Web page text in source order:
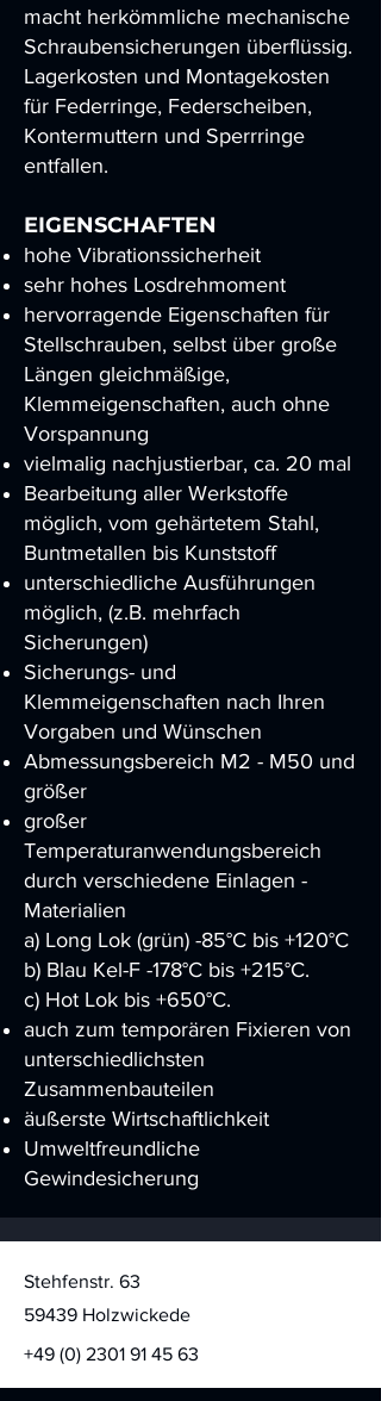
macht herkömmliche mechanische
Schraubensicherungen überflüssig.
Lagerkosten und Montagekosten
für Federringe, Federscheiben,
Kontermuttern und Sperrringe
entfallen.
EIGENSCHAFTEN
hohe Vibrationssicherheit
sehr hohes Losdrehmoment
hervorragende Eigenschaften für
Stellschrauben, selbst über große
Längen gleichmäßige,
Klemmeigenschaften, auch ohne
Vorspannung
vielmalig nachjustierbar, ca. 20 mal
Bearbeitung aller Werkstoffe
möglich, vom gehärtetem Stahl,
Buntmetallen bis Kunststoff
unterschiedliche Ausführungen
möglich, (z.B. mehrfach
Sicherungen)
Sicherungs- und
Klemmeigenschaften nach Ihren
Vorgaben und Wünschen
Abmessungsbereich M2 - M50 und
größer
großer
Temperaturanwendungsbereich
durch verschiedene Einlagen -
Materialien
a) Long Lok (grün) -85°C bis +120°C
b) Blau Kel-F -178°C bis +215°C.
c) Hot Lok bis +650°C.
auch zum temporären Fixieren von
unterschiedlichsten
Zusammenbauteilen
äußerste Wirtschaftlichkeit
Umweltfreundliche
Gewindesicherung
Stehfenstr. 63
59439 Holzwickede
+49 (0) 2301 91 45 63